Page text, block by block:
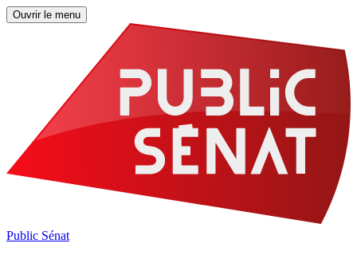
Ouvrir le menu
Public Sénat